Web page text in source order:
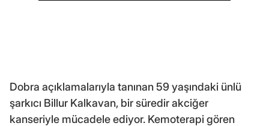
Dobra açıklamalarıyla tanınan 59 yaşındaki ünlü
şarkıcı Billur Kalkavan, bir süredir akciğer
kanseriyle mücadele ediyor. Kemoterapi gören